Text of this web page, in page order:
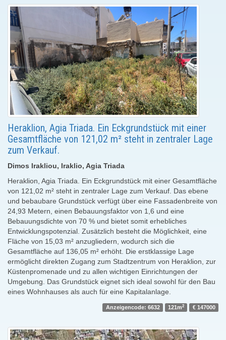
Heraklion, Agia Triada. Ein Eckgrundstück mit einer
Gesamtfläche von 121,02 m² steht in zentraler Lage
zum Verkauf.
Dimos Irakliou, Iraklio, Agia Triada
Heraklion, Agia Triada. Ein Eckgrundstück mit einer Gesamtfläche
von 121,02 m² steht in zentraler Lage zum Verkauf. Das ebene
und bebaubare Grundstück verfügt über eine Fassadenbreite von
24,93 Metern, einen Bebauungsfaktor von 1,6 und eine
Bebauungsdichte von 70 % und bietet somit erhebliches
Entwicklungspotenzial. Zusätzlich besteht die Möglichkeit, eine
Fläche von 15,03 m² anzugliedern, wodurch sich die
Gesamtfläche auf 136,05 m² erhöht. Die erstklassige Lage
ermöglicht direkten Zugang zum Stadtzentrum von Heraklion, zur
Küstenpromenade und zu allen wichtigen Einrichtungen der
Umgebung. Das Grundstück eignet sich ideal sowohl für den Bau
eines Wohnhauses als auch für eine Kapitalanlage.
Anzeigencode: 6632 121m2 € 147000